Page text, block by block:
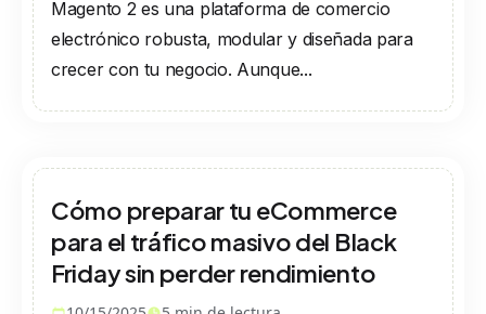
Magento 2 es una plataforma de comercio
electrónico robusta, modular y diseñada para
crecer con tu negocio. Aunque...
Cómo preparar tu eCommerce
para el tráfico masivo del Black
Friday sin perder rendimiento